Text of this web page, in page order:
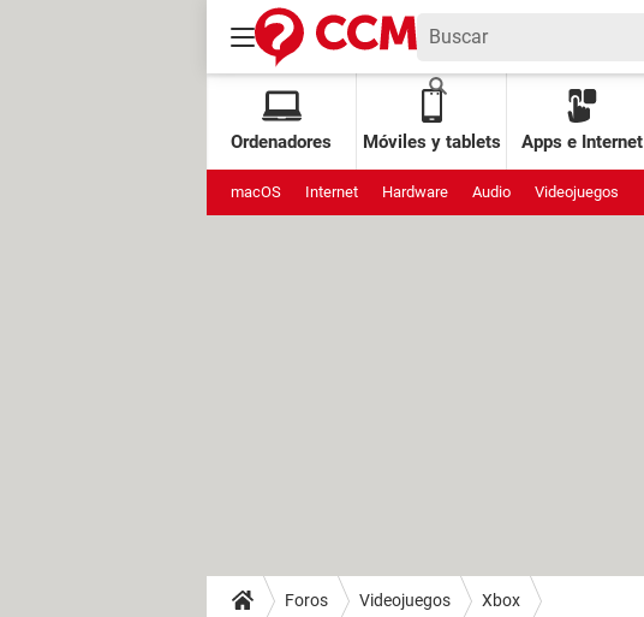
Ordenadores Móviles y tablets Apps e Internet
macOS Internet Hardware Audio Videojuegos
Foros Videojuegos Xbox